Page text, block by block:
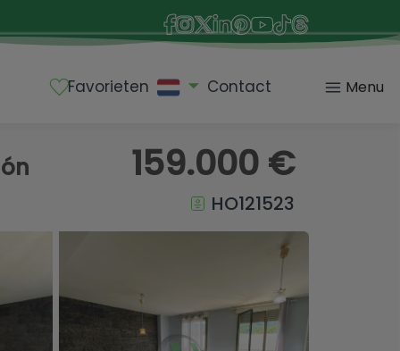
Favorieten Contact Menu
159.000 €
HO121523